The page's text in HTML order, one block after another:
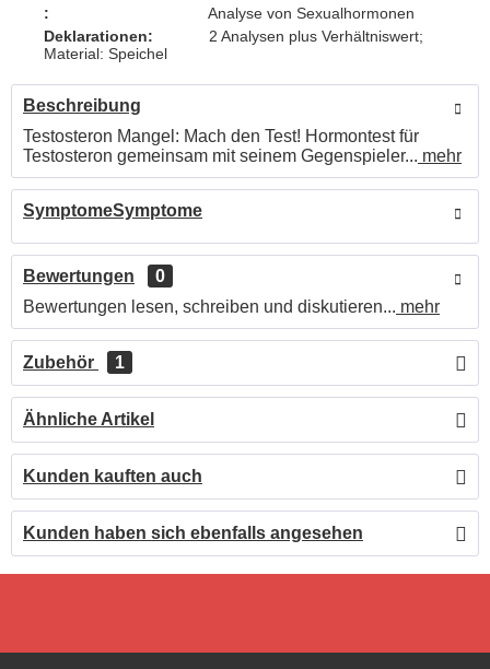
:
Analyse von Sexualhormonen
Deklarationen:
2 Analysen plus Verhältniswert;
Material: Speichel
Beschreibung
Testosteron Mangel: Mach den Test! Hormontest für
Testosteron gemeinsam mit seinem Gegenspieler... mehr
SymptomeSymptome
Bewertungen
0
Bewertungen lesen, schreiben und diskutieren... mehr
Zubehör 1
Ähnliche Artikel
Kunden kauften auch
Kunden haben sich ebenfalls angesehen